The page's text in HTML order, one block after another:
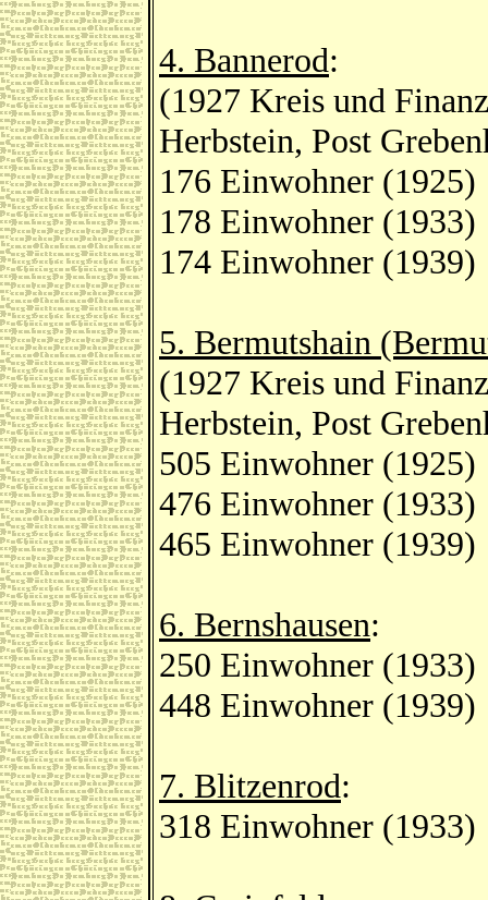
4. Bannerod:
(1927 Kreis und
Herbstein, Post
176 Einwohner (1925)
178 Einwohner (1933)
174 Einwohner (1939)
5. Bermutshain
(1927 Kreis und
Herbstein, Post
505 Einwohner (1925)
476 Einwohner (1933)
465 Einwohner (1939)
6. Bernshausen:
250 Einwohner (1933)
448 Einwohner (1939)
7. Blitzenrod:
318 Einwohner (1933)